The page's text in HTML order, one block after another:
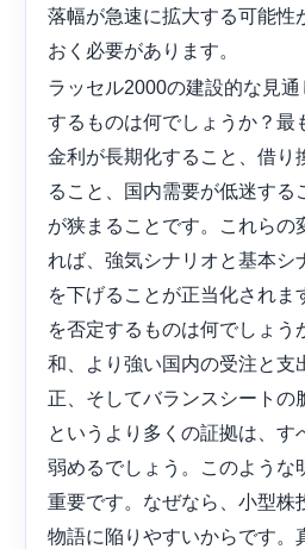
落幅が急速に拡大する可能性
おく必要があります。
ラッセル2000の建設的な見
するものは何でしょうか？最
金利が長期化すること、借り
ること、国内需要が低迷する
が狭まることです。これらの
れば、強気シナリオと基本シ
を下げることが正当化されま
を否定するものは何でしょう
和、より強い国内の受注と支
正、そしてバランスシートの
というより多くの証拠は、す
弱めるでしょう。このような
重要です。なぜなら、小型株
物語に陥りやすいからです。